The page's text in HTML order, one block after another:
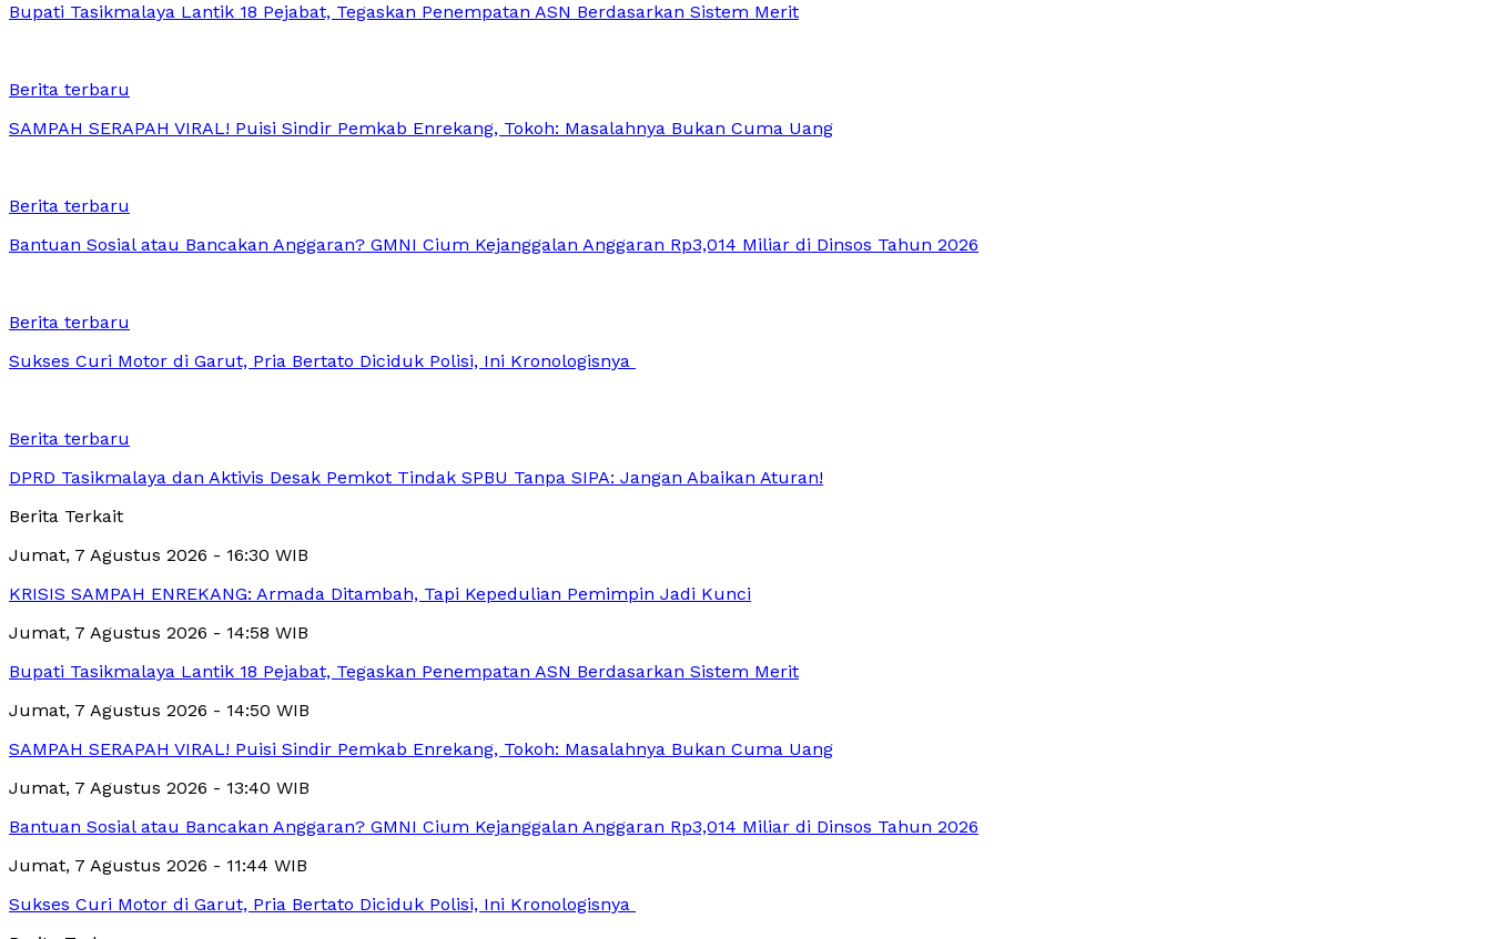
Bupati Tasikmalaya Lantik 18 Pejabat, Tegaskan Penempatan ASN Berdasarkan Sistem Merit
Berita terbaru
SAMPAH SERAPAH VIRAL! Puisi Sindir Pemkab Enrekang, Tokoh: Masalahnya Bukan Cuma Uang
Berita terbaru
Bantuan Sosial atau Bancakan Anggaran? GMNI Cium Kejanggalan Anggaran Rp3,014 Miliar di Dinsos Tahun 2026
Berita terbaru
Sukses Curi Motor di Garut, Pria Bertato Diciduk Polisi, Ini Kronologisnya
Berita terbaru
DPRD Tasikmalaya dan Aktivis Desak Pemkot Tindak SPBU Tanpa SIPA: Jangan Abaikan Aturan!
Berita Terkait
Jumat, 7 Agustus 2026 - 16:30 WIB
KRISIS SAMPAH ENREKANG: Armada Ditambah, Tapi Kepedulian Pemimpin Jadi Kunci
Jumat, 7 Agustus 2026 - 14:58 WIB
Bupati Tasikmalaya Lantik 18 Pejabat, Tegaskan Penempatan ASN Berdasarkan Sistem Merit
Jumat, 7 Agustus 2026 - 14:50 WIB
SAMPAH SERAPAH VIRAL! Puisi Sindir Pemkab Enrekang, Tokoh: Masalahnya Bukan Cuma Uang
Jumat, 7 Agustus 2026 - 13:40 WIB
Bantuan Sosial atau Bancakan Anggaran? GMNI Cium Kejanggalan Anggaran Rp3,014 Miliar di Dinsos Tahun 2026
Jumat, 7 Agustus 2026 - 11:44 WIB
Sukses Curi Motor di Garut, Pria Bertato Diciduk Polisi, Ini Kronologisnya